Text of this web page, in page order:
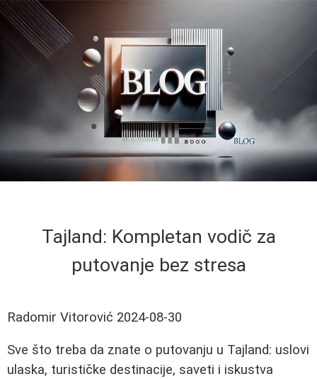
Tajland: Kompletan vodič za
putovanje bez stresa
Radomir Vitorović 2024-08-30
Sve što treba da znate o putovanju u Tajland: uslovi
ulaska, turističke destinacije, saveti i iskustva